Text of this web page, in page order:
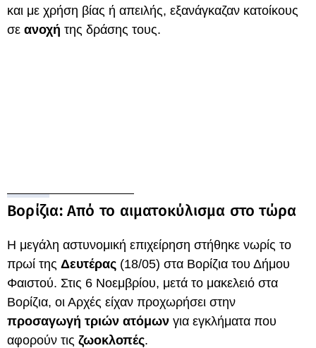
και με χρήση βίας ή απειλής, εξανάγκαζαν κατοίκους
σε ανοχή της δράσης τους.
Βορίζια: Από το αιματοκύλισμα στο τώρα
Η μεγάλη αστυνομική επιχείρηση στήθηκε νωρίς το
πρωί της Δευτέρας (18/05) στα Βορίζια του Δήμου
Φαιστού. Στις 6 Νοεμβρίου, μετά το μακελειό στα
Βορίζια, οι Αρχές είχαν προχωρήσει στην
προσαγωγή τριών ατόμων για εγκλήματα που
αφορούν τις ζωοκλοπές.